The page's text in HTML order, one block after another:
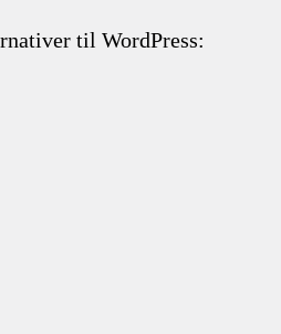
til WordPress: